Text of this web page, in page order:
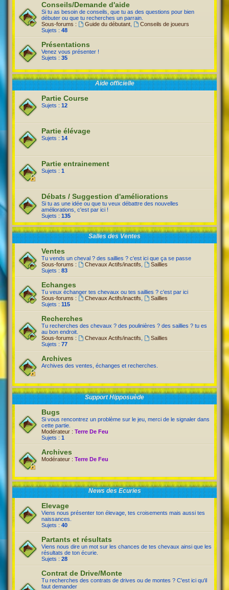
Conseils/Demande d'aide
Si tu as besoin de conseils, que tu as des questions pour bien
débuter ou que tu recherches un parrain.
Sous-forums :
Guide du débutant,
Conseils de joueurs
Sujets : 48
Présentations
Venez vous présenter !
Sujets : 35
Aide officielle
Partie Course
Sujets : 12
Partie élévage
Sujets : 14
Partie entrainement
Sujets : 1
Débats / Suggestion d'améliorations
Si tu as une idée ou que tu veux débattre des nouvelles
améliorations, c'est par ici !
Sujets : 135
Salles des Ventes
Ventes
Tu vends un cheval ? des saillies ? c'est ici que ça se passe
Sous-forums :
Chevaux Actifs/inactifs
Saillies
Sujets : 83
Echanges
Tu veux échanger tes chevaux ou tes saillies ? c'est par ici
Sous-forums :
Chevaux Actifs/inactifs
Saillies
Sujets : 115
Recherches
Tu recherches des chevaux ? des poulinières ? des saillies ? tu es
au bon endroit.
Sous-forums :
Chevaux Actifs/inactifs
Saillies
Sujets : 77
Archives
Archives des ventes, échanges et recherches.
Support Hipposuède
Bugs
Si vous rencontrez un problème sur le jeu, merci de le signaler dans
cette partie.
Modérateur : Terre De Feu
Sujets : 1
Archives
Modérateur : Terre De Feu
News des Ecuries
Elevage
Viens nous présenter ton élevage, tes croisements mais aussi tes
naissances.
Sujets : 40
Partants et résultats
Viens nous dire un mot sur les chances de tes chevaux ainsi que les
résultats de ton écurie.
Sujets : 28
Contrat de Drive/Monte
Tu recherches des contrats de drives ou de montes ? C'est ici qu'il
faut demander